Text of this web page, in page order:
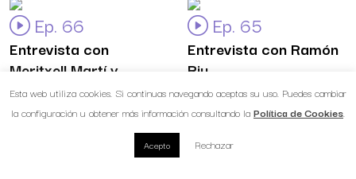
Ep. 66
Entrevista con
Meritxell Martí y
Beatriz Saralegui
Ep. 65
Entrevista con Ramón
Riu
Esta web utiliza cookies. Si continuas navegando aceptas su uso. Puedes cambiar
la configuración u obtener más información consultando la Política de Cookies.
Acepto Rechazar